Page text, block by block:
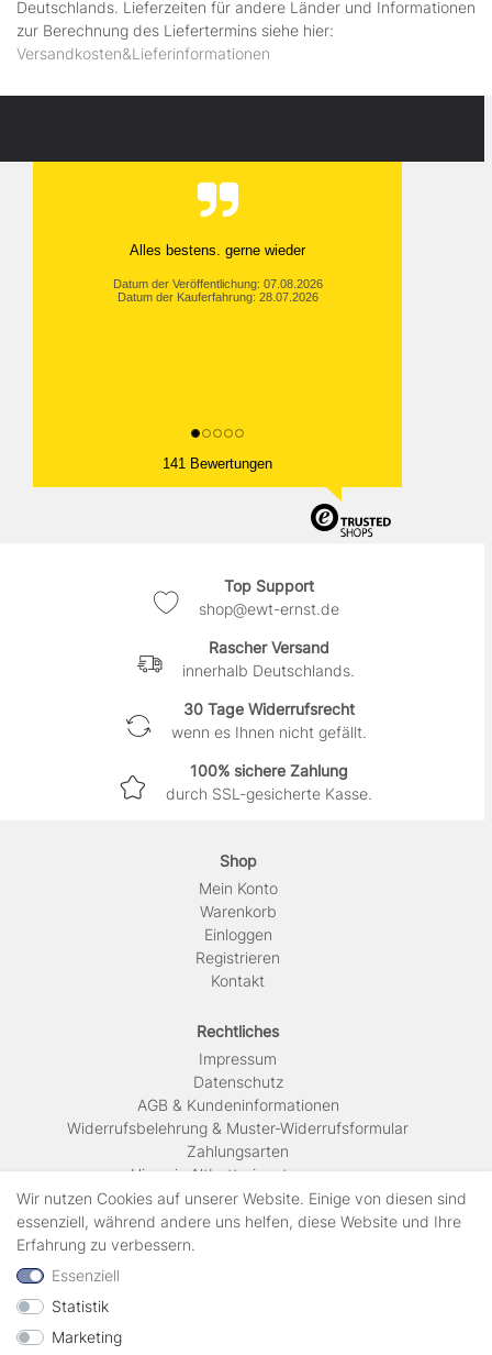
Deutschlands. Lieferzeiten für andere Länder und Informationen
zur Berechnung des Liefertermins siehe hier:
Versandkosten&Lieferinformationen
Alles bestens. gerne wieder
Datum der Veröffentlichung: 07.08.2026
Datum der Kauferfahrung: 28.07.2026
141 Bewertungen
Top Support
shop@ewt-ernst.de
Rascher Versand
innerhalb Deutschlands.
30 Tage Widerrufsrecht
wenn es Ihnen nicht gefällt.
100% sichere Zahlung
durch SSL-gesicherte Kasse.
Shop
Mein Konto
Warenkorb
Einloggen
Registrieren
Kontakt
Rechtliches
Impressum
Daten­schutz
AGB & Kundeninformationen
Widerrufsbelehrung & Muster-Widerrufsformular
Zahlungsarten
Hinweis Altbatterieentsorgung
Versandkosten & Lieferinformationen
Zahlungsarten
Wir nutzen Cookies auf unserer Website. Einige von diesen sind
essenziell, während andere uns helfen, diese Website und Ihre
Erfahrung zu verbessern.
Essenziell
Statistik
Marketing